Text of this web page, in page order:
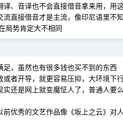
、音译也不会直接借音拿来用，用
直接借音才是主流，像印尼语里不
局势肯定大不相同
，虽然也有很多钱也买不到的东西
者开导，就更容易压抑，大环境下
还是网上就变魔怔人了，普通人要
优秀的文艺作品像《坂上之云》对